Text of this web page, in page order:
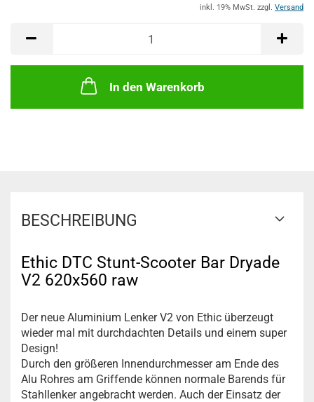
inkl. 19% MwSt. zzgl. Versand
In den Warenkorb
BESCHREIBUNG
Ethic DTC Stunt-Scooter Bar Dryade
V2 620x560 raw
Der neue Aluminium Lenker V2 von Ethic überzeugt
wieder mal mit durchdachten Details und einem super
Design!
Durch den größeren Innendurchmesser am Ende des
Alu Rohres am Griffende können normale Barends für
Stahllenker angebracht werden. Auch der Einsatz der